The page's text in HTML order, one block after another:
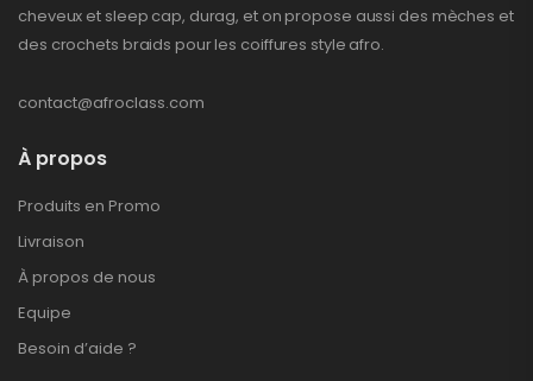
cheveux et sleep cap, durag, et on propose aussi des mèches et
des crochets braids pour les coiffures style afro.
contact@afroclass.com
À propos
Produits en Promo
Livraison
À propos de nous
Equipe
Besoin d’aide ?